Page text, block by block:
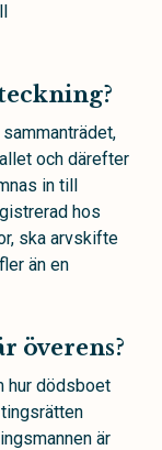
och därefter
in till
hos
ska arvskifte
än en
överens?
hur dödsboet
är